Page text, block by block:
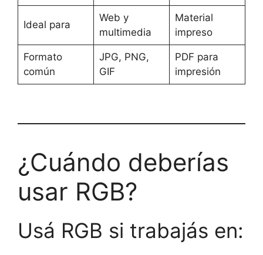
Ideal para
Web y
multimedia
Material
impreso
Formato
común
JPG, PNG,
GIF
PDF para
impresión
¿Cuándo deberías
usar RGB?
Usá RGB si trabajás en: